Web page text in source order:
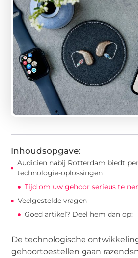
Inhoudsopgave:
Audicien nabij Rotterdam biedt
technologie-oplossingen
Tijd om uw gehoor serieus te
Veelgestelde vragen
Goed artikel? Deel hem dan op:
De technologische
gehoortoestellen gaan